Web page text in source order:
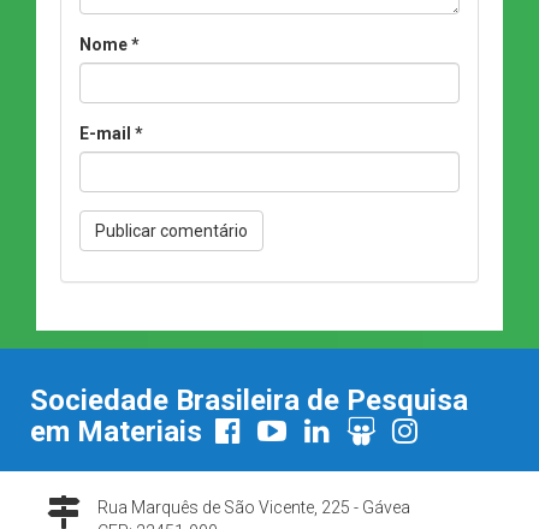
Nome*
E-mail *
Sociedade Brasileira de Pesquisa
em Materiais
Rua Marquês de São Vicente, 225 - Gávea